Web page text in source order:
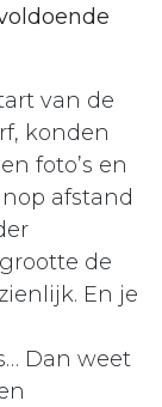
van de
konden
foto’s en
afstand
de
En je
Dan weet